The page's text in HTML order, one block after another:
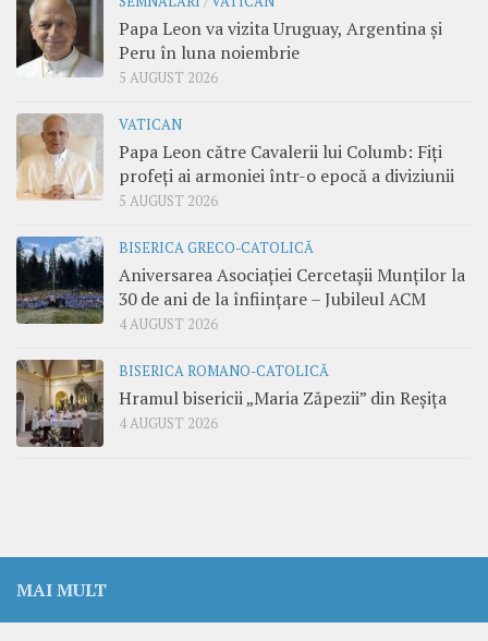
Papa Leon va vizita Uruguay, Argentina și
Peru în luna noiembrie
5 AUGUST 2026
VATICAN
Papa Leon către Cavalerii lui Columb: Fiți
profeți ai armoniei într-o epocă a diviziunii
5 AUGUST 2026
BISERICA GRECO-CATOLICĂ
Aniversarea Asociației Cercetașii Munților la
30 de ani de la înființare – Jubileul ACM
4 AUGUST 2026
BISERICA ROMANO-CATOLICĂ
Hramul bisericii „Maria Zăpezii” din Reșița
4 AUGUST 2026
MAI MULT